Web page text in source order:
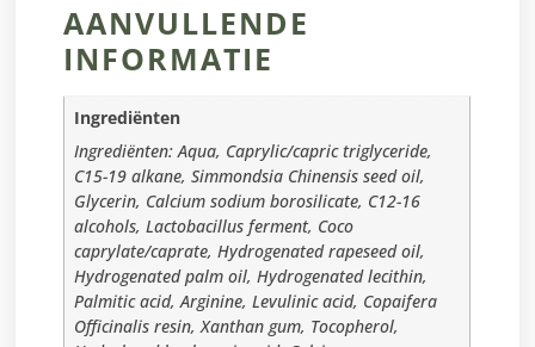
AANVULLENDE
INFORMATIE
Ingrediënten
Ingrediënten: Aqua, Caprylic/capric triglyceride,
C15-19 alkane, Simmondsia Chinensis seed oil,
Glycerin, Calcium sodium borosilicate, C12-16
alcohols, Lactobacillus ferment, Coco
caprylate/caprate, Hydrogenated rapeseed oil,
Hydrogenated palm oil, Hydrogenated lecithin,
Palmitic acid, Arginine, Levulinic acid, Copaifera
Officinalis resin, Xanthan gum, Tocopherol,